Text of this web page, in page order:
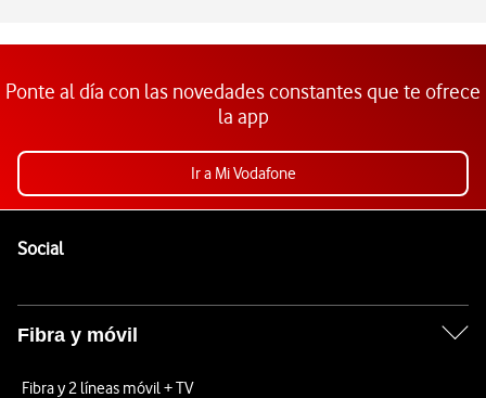
Ponte al día con las novedades constantes que te ofrece
la app
Ir a Mi Vodafone
SocialEnlaces a las redes sociales de Vodafone
Fibra y móvil
Fibra y 2 líneas móvil + TV